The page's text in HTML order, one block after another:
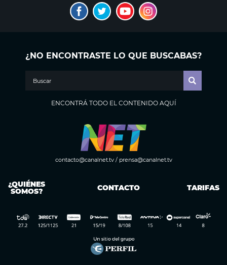
¿NO ENCONTRASTE LO QUE BUSCABAS?
ENCONTRÁ TODO EL CONTENIDO AQUÍ
contacto@canalnet.tv/ prensa@canalnet.tv
¿QUIÉNES
SOMOS? CONTACTO TARIFAS